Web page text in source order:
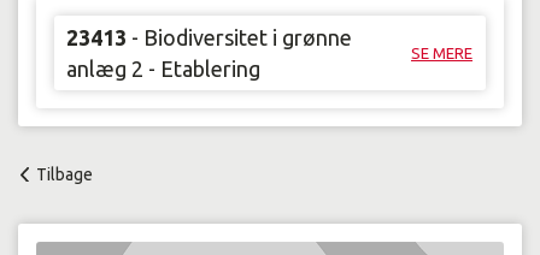
23413 - Biodiversitet i grønne
anlæg 2 - Etablering
SE MERE
Tilbage